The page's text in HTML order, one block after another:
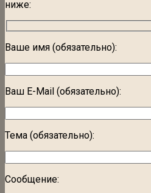
ниже:
Ваше имя (обязательно):
Ваш E-Mail (обязательно):
Тема (обязательно):
Сообщение: